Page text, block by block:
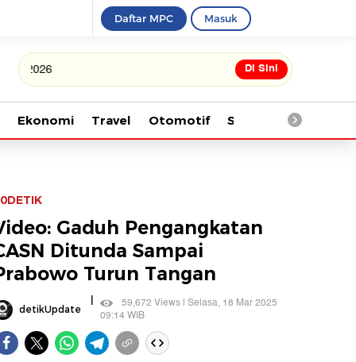
Daftar MPC Masuk
Tonton kabar terbaru PIALA
Di Sini
Ekonomi Travel Otomotif Saintek
Gaduh Pengangkatan
Ditunda Sampai
Turun Tangan
detikUpdate |
59,672 Views | Selasa, 18 Mar 2025
09:14 WIB